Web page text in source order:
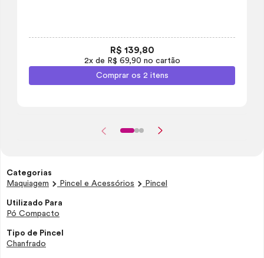
R$ 139,80
2x de R$ 69,90 no cartão
Comprar os 2 itens
Categorias
Maquiagem
Pincel e Acessórios Pincel
Utilizado Para
Pó Compacto
Tipo de Pincel
Chanfrado